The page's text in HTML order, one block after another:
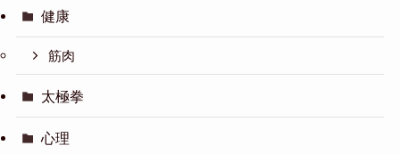
健康
筋肉
太極拳
心理